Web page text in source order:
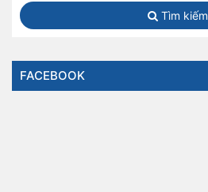
Tìm kiếm
FACEBOOK